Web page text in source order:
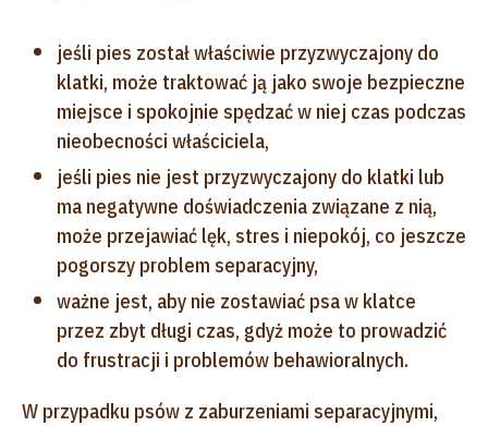
jeśli pies został właściwie przyzwyczajony do
klatki, może traktować ją jako swoje bezpieczne
miejsce i spokojnie spędzać w niej czas podczas
nieobecności właściciela,
jeśli pies nie jest przyzwyczajony do klatki lub
ma negatywne doświadczenia związane z nią,
może przejawiać lęk, stres i niepokój, co jeszcze
pogorszy problem separacyjny,
ważne jest, aby nie zostawiać psa w klatce
przez zbyt długi czas, gdyż może to prowadzić
do frustracji i problemów behawioralnych.
W przypadku psów z zaburzeniami separacyjnymi,